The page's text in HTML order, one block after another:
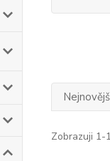
Zobrazuji 1-